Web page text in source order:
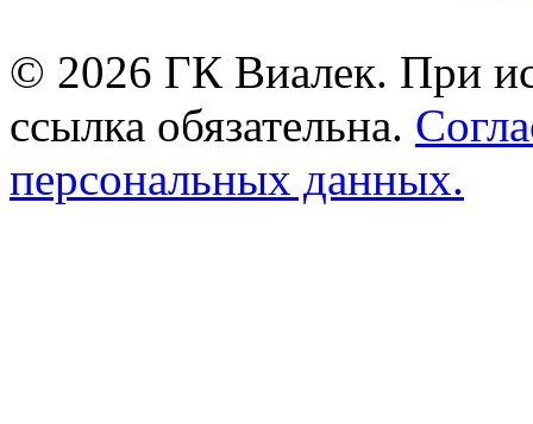
© 2026 ГК Виалек. При
ссылка обязательна.
персональных данных.